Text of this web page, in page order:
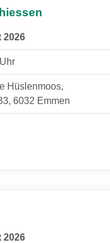
2026
Hüslenmoos,
6032 Emmen
2026